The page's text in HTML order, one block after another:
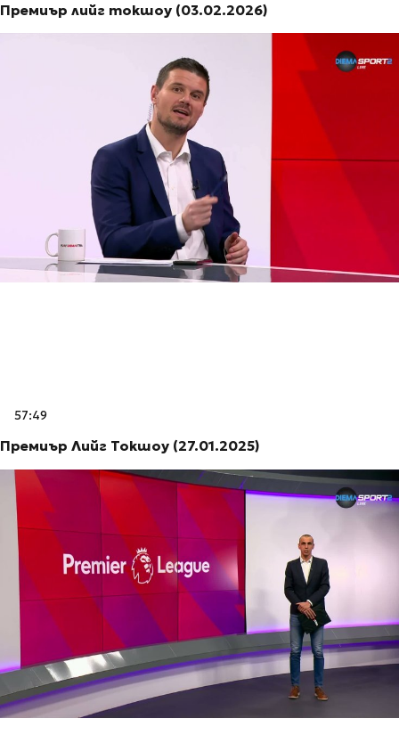
Премиър лийг токшоу (03.02.2026)
57:49
Премиър Лийг Токшоу (27.01.2025)